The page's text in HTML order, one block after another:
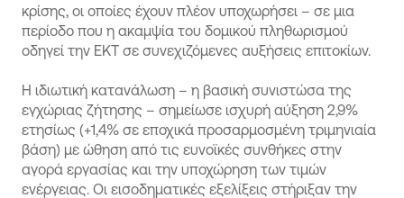
κρίσης, οι οποίες έχουν πλέον υποχωρήσει – σε μια
περίοδο που η ακαμψία του δομικού πληθωρισμού
οδηγεί την ΕΚΤ σε συνεχιζόμενες αυξήσεις επιτοκίων.
Η ιδιωτική κατανάλωση – η βασική συνιστώσα της
εγχώριας ζήτησης – σημείωσε ισχυρή αύξηση 2,9%
ετησίως (+1,4% σε εποχικά προσαρμοσμένη τριμηνιαία
βάση) με ώθηση από τις ευνοϊκές συνθήκες στην
αγορά εργασίας και την υποχώρηση των τιμών
ενέργειας. Οι εισοδηματικές εξελίξεις στήριξαν την